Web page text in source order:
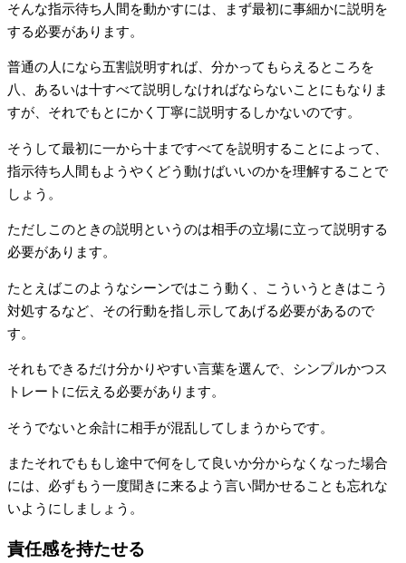
そんな指示待ち人間を動かすには、まず最初に事細かに説明を
する必要があります。
普通の人になら五割説明すれば、分かってもらえるところを
八、あるいは十すべて説明しなければならないことにもなりま
すが、それでもとにかく丁寧に説明するしかないのです。
そうして最初に一から十まですべてを説明することによって、
指示待ち人間もようやくどう動けばいいのかを理解することで
しょう。
ただしこのときの説明というのは相手の立場に立って説明する
必要があります。
たとえばこのようなシーンではこう動く、こういうときはこう
対処するなど、その行動を指し示してあげる必要があるので
す。
それもできるだけ分かりやすい言葉を選んで、シンプルかつス
トレートに伝える必要があります。
そうでないと余計に相手が混乱してしまうからです。
またそれでももし途中で何をして良いか分からなくなった場合
には、必ずもう一度聞きに来るよう言い聞かせることも忘れな
いようにしましょう。
責任感を持たせる